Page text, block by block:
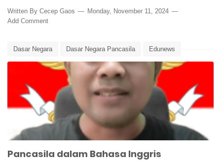
Written By Cecep Gaos
Monday, November 11, 2024
Add Comment
Dasar Negara Dasar Negara Pancasila Edunews
Pancasila
Pancasila dalam Bahasa Inggris